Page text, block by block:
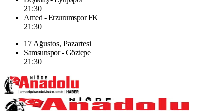
21:30
Amed - Erzurumspor FK
21:30
17 Ağustos, Pazartesi
Samsunspor - Göztepe
21:30